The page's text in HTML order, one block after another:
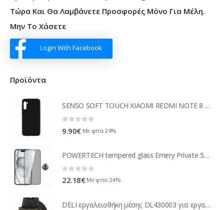
Τώρα Και Θα Λαμβάνετε Προσφορές Μόνο Για Μέλη.
Μην Το Χάσετε
Login With Facebook
Προϊόντα
SENSO SOFT TOUCH XIAOMI REDMI NOTE 8 black backcover
9.90€ Με φπα 24%
POWERTECH tempered glass Emery Private 5D TGC-0768 για iPhone 16 Pro Max, full glue
0 out of 5
22.18€ Με φπα 24%
DELI εργαλειοθήκη μέσης DL430003 για εργαλεία χειρός, 25x12cm, μαύρη